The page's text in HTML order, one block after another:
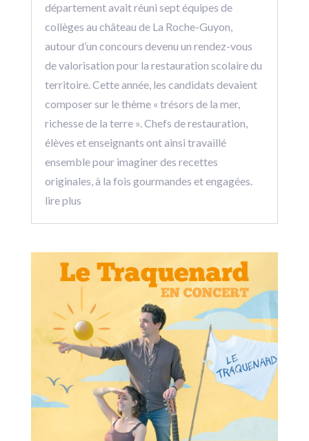
département avait réuni sept équipes de
collèges au château de La Roche-Guyon,
autour d’un concours devenu un rendez-vous
de valorisation pour la restauration scolaire du
territoire. Cette année, les candidats devaient
composer sur le thème « trésors de la mer,
richesse de la terre ». Chefs de restauration,
élèves et enseignants ont ainsi travaillé
ensemble pour imaginer des recettes
originales, à la fois gourmandes et engagées.
lire plus